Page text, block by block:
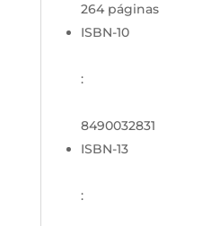
264 páginas
ISBN-10
:
8490032831
ISBN-13
: